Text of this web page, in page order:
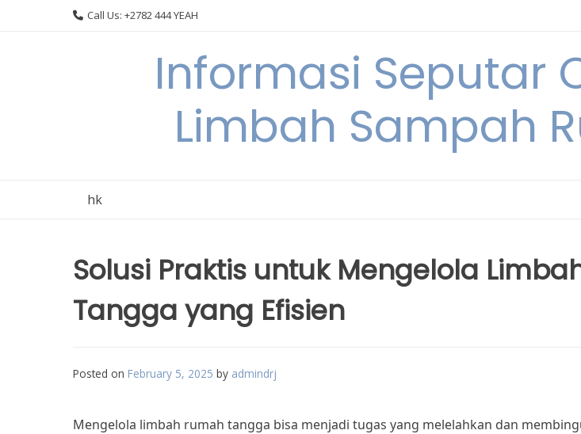
Call Us: +2782 444 YEAH
Informasi Seputar
Limbah Sampah
hk
Solusi Praktis untuk Mengelola
Tangga yang Efisien
Posted on February 5, 2025 by admindrj
Mengelola limbah rumah tangga bisa menjadi tugas yang melelahkan dan